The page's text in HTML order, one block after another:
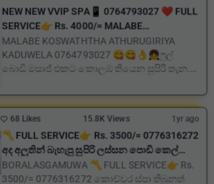
NEW NEW VVIP SPA📱 0764793027 ❤️ FULL
SERVICE👉 Rs. 4000/= MALABE
KOSWATHTHA ATHURUGIRIYA KADUWELA
😋😋 MALABE KOSWATHTHA
MALABE KOSWATHTHA ATHURUGIRIYA
KADUWELA 0764793027 😋😋👌👧ෆුල්
බොඩි මසාජ් එකට කොලඹ තියෙන සුපිරි තැන.
68 Likes 15.8K Views 1yr ago
〽️ FULL SERVICE👉 Rs. 3500/= 0776316272
අද අලුතින් බැහැපු සුපිරි ලස්සන පොඩි කෙල්ලො
07 ක් ඉන්නවා
BORALASGAMUWA 〽️ FULL SERVICE👉 Rs.
3500/= 0776316272 කොච්චර ස්පා තිබුනත්